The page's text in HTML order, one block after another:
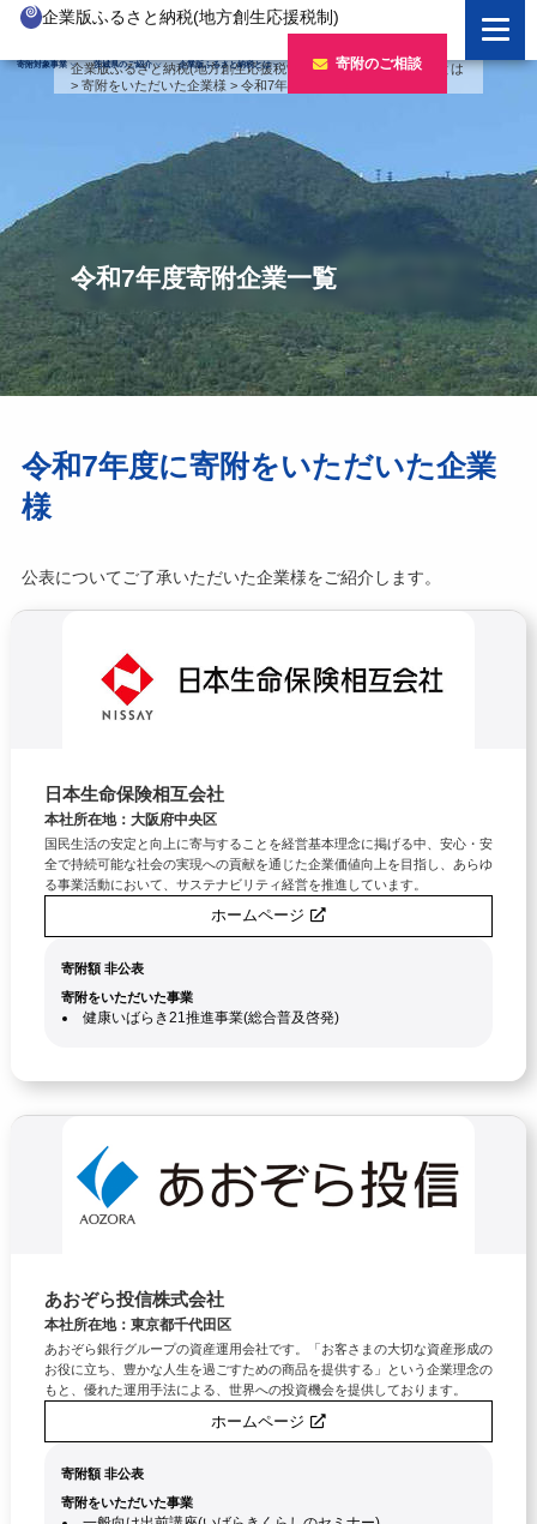
企業版ふるさと納税(地方創生応援税制)
寄附対象事業 茨城県のご紹介 企業版ふるさと納税とは 寄附のご相談
企業版ふるさと納税とは
制度の概要
企業版ふるさと納税(人材派遣型)
寄附をいただいた企業様
寄附対象事業のご紹介
新しい豊かさを推進する事業
新しい安心安全を推進する事業
新しい人財育成を推進する事業
新しい夢・希望を推進する事業
事業検索フォーム
茨城県のご紹介
茨城のポテンシャル
「新しい茨城」への4つのチャレンジ
寄附をいただいた企業様
令和7年度寄附企業一覧
令和6年度寄附企業一覧
令和5年度寄附企業一覧
令和4年度寄附企業一覧
令和3年度寄附企業一覧
企業版ふるさと納税(地方創生応援税制) >企業版ふるさと納税とは
> 寄附をいただいた企業様> 令和7年度寄附企業一覧
令和7年度寄附企業一覧
令和7年度に寄附をいただいた企業
様
公表についてご了承いただいた企業様をご紹介します。
日本生命保険相互会社
本社所在地：大阪府中央区
国民生活の安定と向上に寄与することを経営基本理念に掲げる中、安心・安
全で持続可能な社会の実現への貢献を通じた企業価値向上を目指し、あらゆ
る事業活動において、サステナビリティ経営を推進しています。
ホームページ
寄附額 非公表
寄附をいただいた事業
健康いばらき21推進事業(総合普及啓発)
あおぞら投信株式会社
本社所在地：東京都千代田区
あおぞら銀行グループの資産運用会社です。「お客さまの大切な資産形成の
お役に立ち、豊かな人生を過ごすための商品を提供する」という企業理念の
もと、優れた運用手法による、世界への投資機会を提供しております。
ホームページ
寄附額 非公表
寄附をいただいた事業